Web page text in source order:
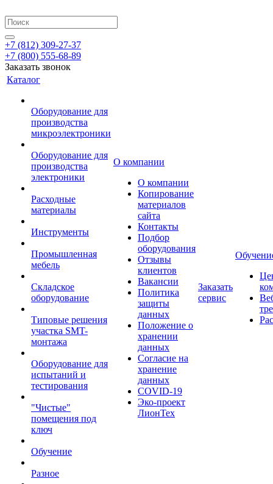
+7 (812) 309-27-37
+7 (800) 555-68-89
Заказать звонок
Каталог
Оборудование для
производства
микроэлектроники
Оборудование для
производства
электроники
Расходные
материалы
Инструменты
Промышленная
мебель
Складское
оборудование
Типовые решения
участка SMT-
монтажа
Оборудование для
испытаний и
тестирования
"Чистые"
помещения под
ключ
Обучение
Разное
О компании
О компании
Копирование
материалов
сайта
Контакты
Подбор
оборудования
Отзывы
клиентов
Вакансии
Политика
защиты
данных
Положение о
хранении
данных
Согласие на
хранение
данных
COVID-19
Эко-проект
ЛионТех
Заказать
сервис